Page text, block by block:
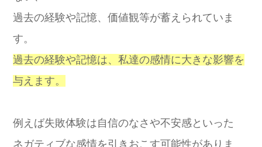
過去の経験や記憶、価値観等が蓄えられていま
す。
過去の経験や記憶は、私達の感情に大きな影響を
与えます。
例えば失敗体験は自信のなさや不安感といった
ネガティブな感情を引きおこす可能性がありま